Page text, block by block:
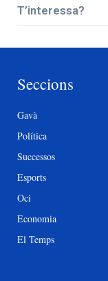
T’interessa?
Seccions
Gavà
Política
Successos
Esports
Oci
Economia
El Temps